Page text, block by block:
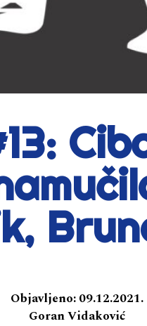
Objavljeno: 09.12.2021.
Goran Vidaković